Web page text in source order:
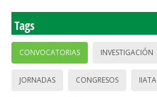
Tags
CONVOCATORIAS INVESTIGACIÓN
JORNADAS CONGRESOS IIATA